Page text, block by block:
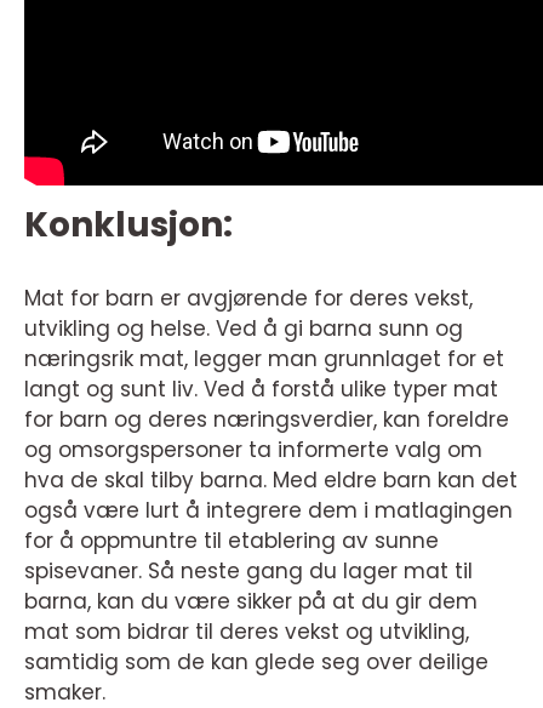
Konklusjon:
Mat for barn er avgjørende for deres vekst,
utvikling og helse. Ved å gi barna sunn og
næringsrik mat, legger man grunnlaget for et
langt og sunt liv. Ved å forstå ulike typer mat
for barn og deres næringsverdier, kan foreldre
og omsorgspersoner ta informerte valg om
hva de skal tilby barna. Med eldre barn kan det
også være lurt å integrere dem i matlagingen
for å oppmuntre til etablering av sunne
spisevaner. Så neste gang du lager mat til
barna, kan du være sikker på at du gir dem
mat som bidrar til deres vekst og utvikling,
samtidig som de kan glede seg over deilige
smaker.